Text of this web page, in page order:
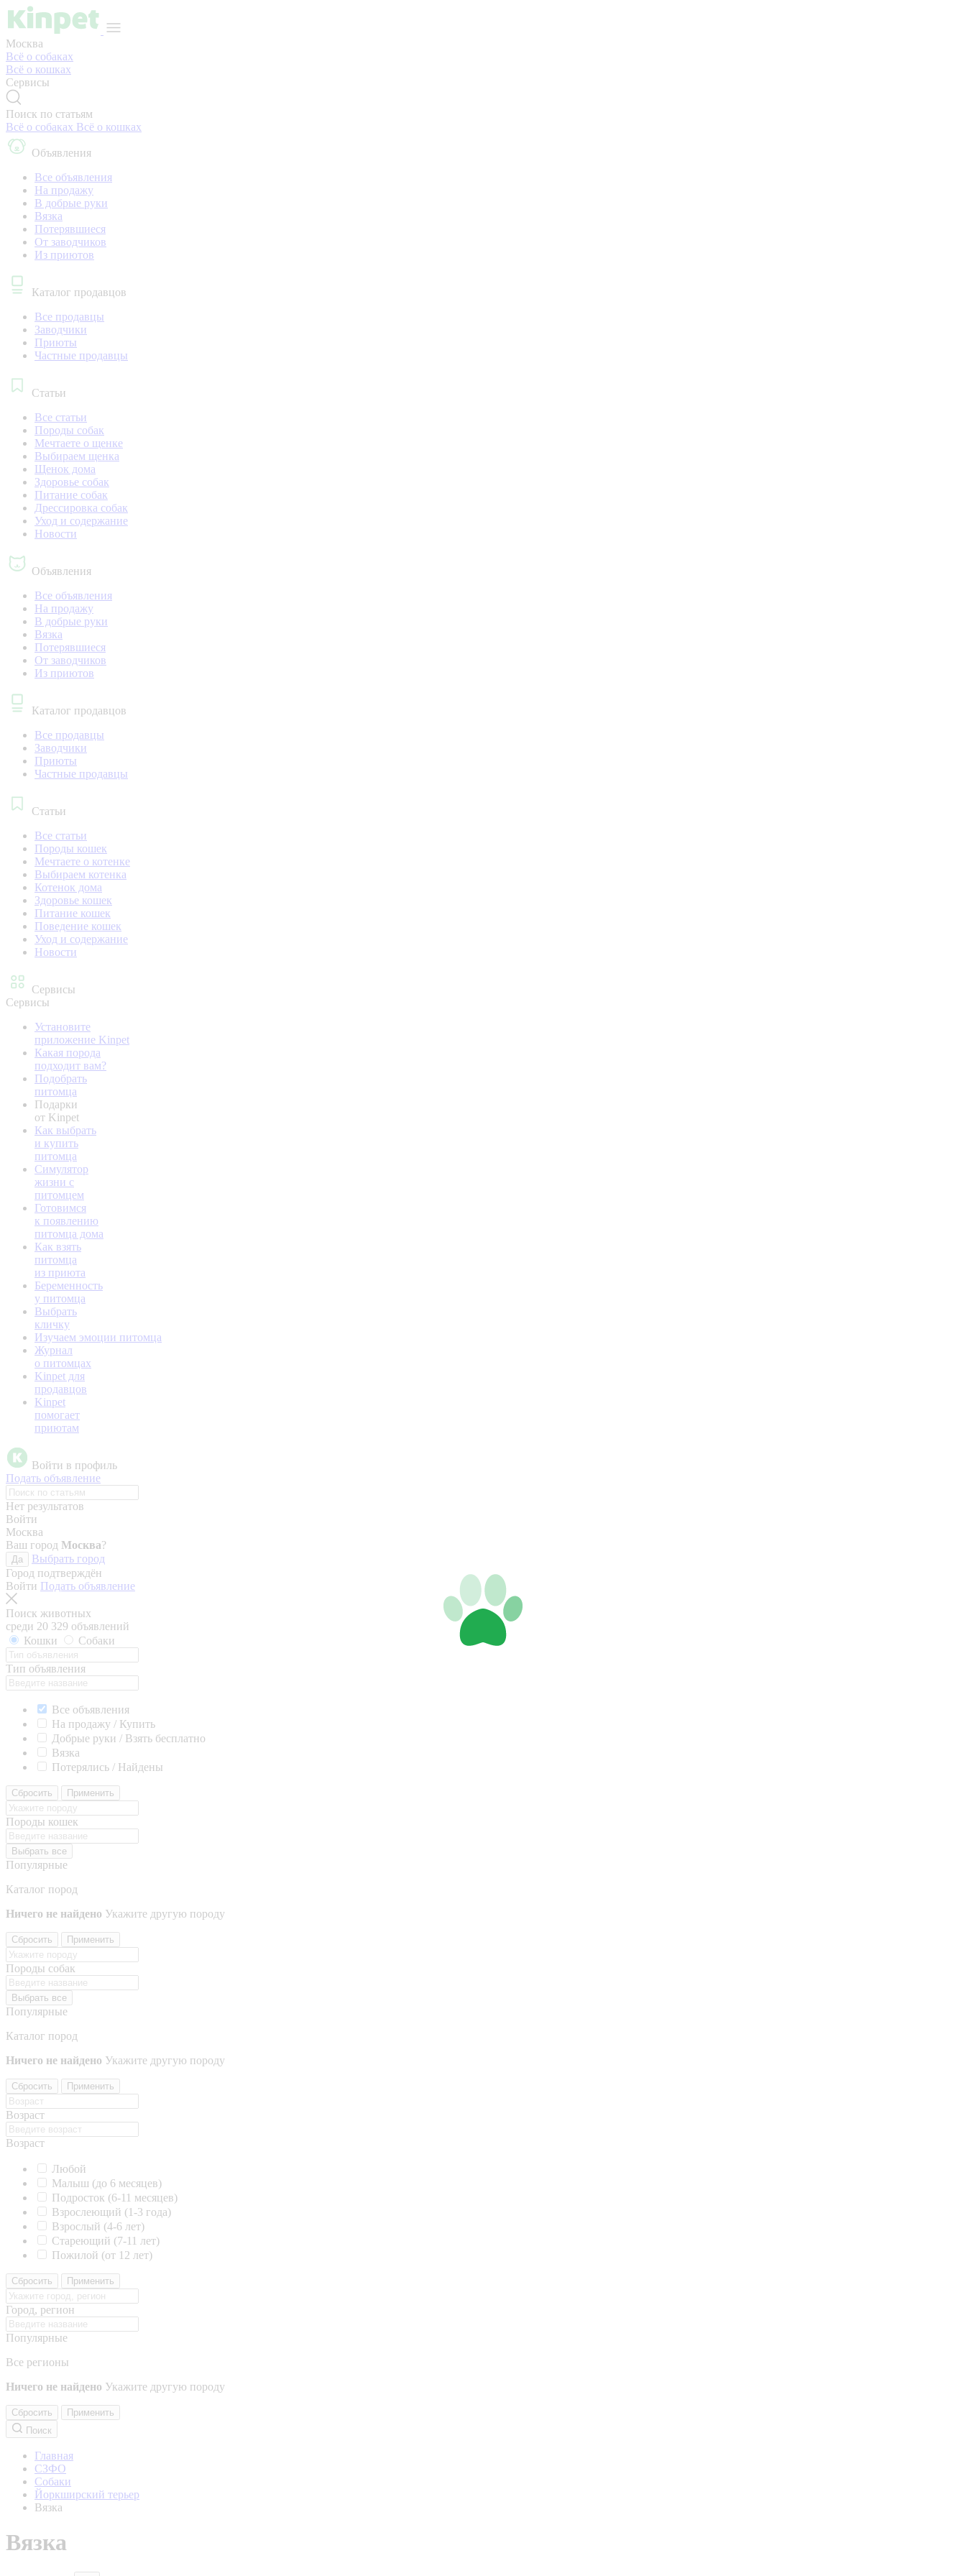
Москва
Всё о собаках
Всё о кошках
Сервисы
Поиск по статьям
Всё о собаках Всё о кошках
Объявления
Все объявления
На продажу
В добрые руки
Вязка
Потерявшиеся
От заводчиков
Из приютов
Каталог продавцов
Все продавцы
Заводчики
Приюты
Частные продавцы
Статьи
Все статьи
Породы собак
Мечтаете о щенке
Выбираем щенка
Щенок дома
Здоровье собак
Питание собак
Дрессировка собак
Уход и содержание
Новости
Объявления
Все объявления
На продажу
В добрые руки
Вязка
Потерявшиеся
От заводчиков
Из приютов
Каталог продавцов
Все продавцы
Заводчики
Приюты
Частные продавцы
Статьи
Все статьи
Породы кошек
Мечтаете о котенке
Выбираем котенка
Котенок дома
Здоровье кошек
Питание кошек
Поведение кошек
Уход и содержание
Новости
Сервисы
Сервисы
Установите
приложение Kinpet
Какая порода
подходит вам?
Подобрать
питомца
Подарки
от Kinpet
Как выбрать
и купить
питомца
Симулятор
жизни с
питомцем
Готовимся
к появлению
питомца дома
Как взять
питомца
из приюта
Беременность
у питомца
Выбрать
кличку
Изучаем эмоции питомца
Журнал
о питомцах
Kinpet для
продавцов
Kinpet
помогает
приютам
Войти в профиль
Подать объявление
Нет результатов
Войти
Москва
Ваш город Москва?
Да
Выбрать город
Город подтверждён
Войти Подать объявление
Поиск животных
среди 20 329 объявлений
Кошки
Собаки
Тип объявления
Все объявления
На продажу / Купить
Добрые руки / Взять бесплатно
Вязка
Потерялись / Найдены
Сбросить Применить
Породы кошек
Выбрать все
Популярные
Каталог пород
Ничего не найдено Укажите другую породу
Сбросить Применить
Породы собак
Выбрать все
Популярные
Каталог пород
Ничего не найдено Укажите другую породу
Сбросить Применить
Возраст
Возраст
Любой
Малыш (до 6 месяцев)
Подросток (6-11 месяцев)
Взрослеющий (1-3 года)
Взрослый (4-6 лет)
Стареющий (7-11 лет)
Пожилой (от 12 лет)
Сбросить Применить
Город, регион
Популярные
Все регионы
Ничего не найдено Укажите другую породу
Сбросить
Применить
Поиск
Главная
СЗФО
Собаки
Йоркширский терьер
Вязка
Вязка